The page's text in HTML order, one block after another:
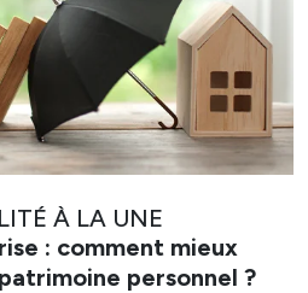
À LA UNE
: comment mieux
personnel ?